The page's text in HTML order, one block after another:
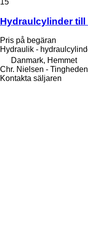
15
Hydraulcylinder
Pris på begäran
Hydraulik -
Danmark, Hemmet
Chr. Nielsen -
Kontakta säljaren